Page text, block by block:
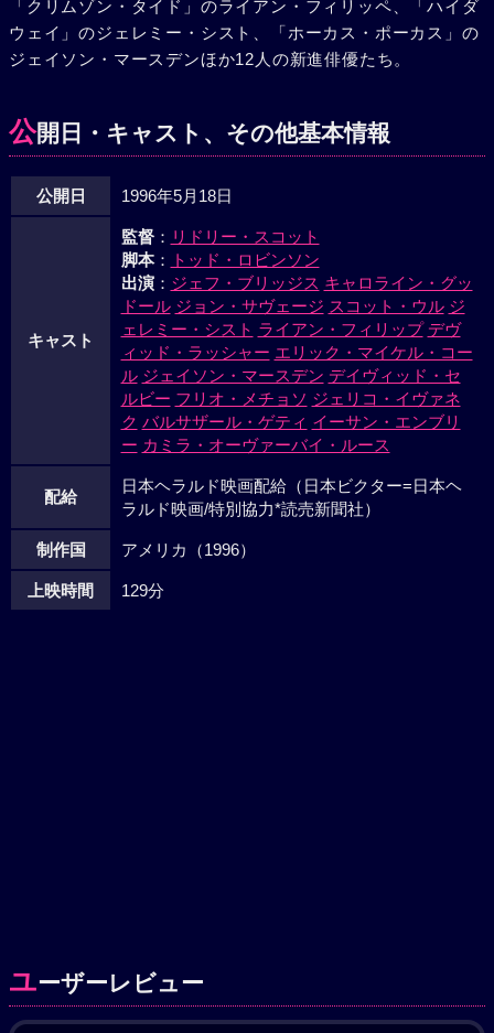
ストに登って別れの鐘を鳴らした。目的地まであと一歩とい
う時、船は海上でキューバ船に発見され、砲弾を浴びる。キ
ューバ兵たちは傍若無人な態度で船を捜索するが、船長は毅
長と船員が一体となり、固い団結で結ばれた船は、一路ガラ
パゴス諸島へ。出発から3ヶ月後、目的地に到着したクルー
な島を後に、懐かしい故郷へ帰ろうとした矢先、突如、風が
吹き荒れ、静かだった海が荒れ狂い始めた。そして、大きな
落雷と共にホワイト・スコールと呼ばれる伝説の巨大な白い
嵐が彼らを襲った。船は横倒しになり、やがて沈み始めた。
白い嵐はアリスとジラルド、ギルら4人の少年たちの命を奪
って去った。息子を失った親やマスコミは、こぞって船長を
非難。裁判で難破の原因を問い詰められ、自ら免許を返上し
ようとした船長の前に、生還した少年たちが立ちはだかる。
彼らは船長に対する感情を吐露し、法廷の人々に訴えた。そ
の声は、遠い海の底からの叫びでもあった。
「クリムゾン・タイド」のライアン・フィリッペ、「ハイダ
ウェイ」のジェレミー・シスト、「ホーカス・ポーカス」の
ジェイソン・マースデンほか12人の新進俳優たち。
公開日・キャスト、その他基本情報
公開日 1996年5月18日
キャスト
監督： リドリー・スコット
脚本：
トッド・ロビンソン
出演： ジェフ・ブリッジス キャロライン・グッ
ドール ジョン・サヴェージ スコット・ウル ジ
ェレミー・シスト ライアン・フィリップ デヴ
ィッド・ラッシャー エリック・マイケル・コー
ル ジェイソン・マースデン デイヴィッド・セ
ルビー フリオ・メチョソ ジェリコ・イヴァネ
ク バルサザール・ゲティ イーサン・エンブリ
ー カミラ・オーヴァーバイ・ルース
配給
日本ヘラルド映画配給（日本ビクター=日本ヘ
ラルド映画/特別協力*読売新聞社）
制作国 アメリカ（1996）
上映時間 129分
ユーザーレビュー